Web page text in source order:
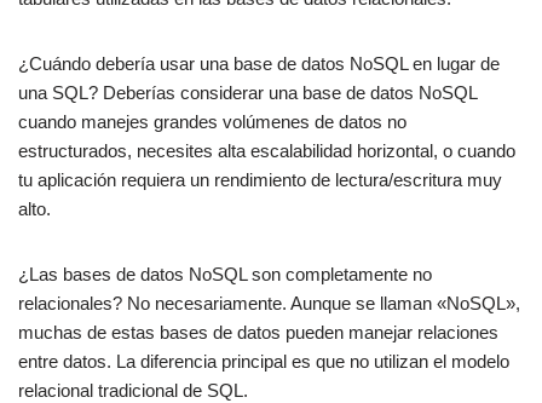
¿Cuándo debería usar una base de datos NoSQL en lugar de
una SQL? Deberías considerar una base de datos NoSQL
cuando manejes grandes volúmenes de datos no
estructurados, necesites alta escalabilidad horizontal, o cuando
tu aplicación requiera un rendimiento de lectura/escritura muy
alto.
¿Las bases de datos NoSQL son completamente no
relacionales? No necesariamente. Aunque se llaman «NoSQL»,
muchas de estas bases de datos pueden manejar relaciones
entre datos. La diferencia principal es que no utilizan el modelo
relacional tradicional de SQL.